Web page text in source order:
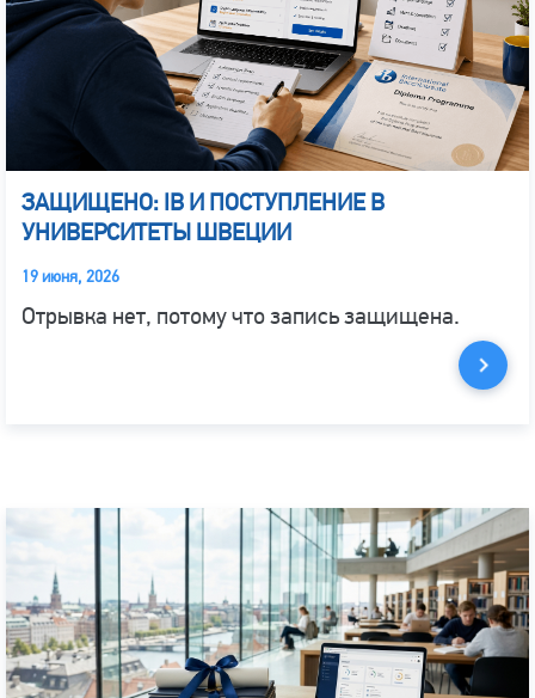
ЗАЩИЩЕНО: IB И ПОСТУПЛЕНИЕ В
УНИВЕРСИТЕТЫ ШВЕЦИИ
19 июня, 2026
Отрывка нет, потому что запись защищена.